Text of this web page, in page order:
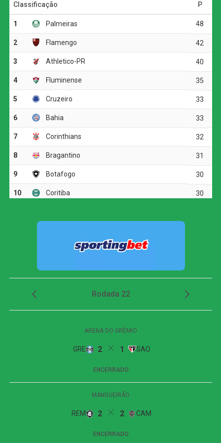
Logo aos seis minutos, Carrascal recebeu passe em
profundidade de Pedro e ficou cara a cara com o goleiro
Matheus Cunha, que salvou com uma boa intervenção.
Aos poucos, o Internacional foi crescendo e abriu o placar
em uma jogada pela direita: Carbonero finalizou de
dentro da área, Rossi fez a defesa, mas no rebote Vitinho
apareceu para chutar forte e colocar os donos da casa em
vantagem.
Antes do intervalo, Carbonero quase ampliou. O atacante
ganhou a disputa de corpo com Léo Pereira dentro da
área, mas finalizou com pouca força, e a bola passou
rente à trave do Flamengo.
A resposta rubro-negra veio aos 33 minutos do segundo
tempo. Pedro ficou cara a cara com Anthoni e parou em
nova defesa do goleiro, mas na tentativa de afastar o
gol aberto para empatar a partida.
Próximos jogos
Data e horário
: 02 de agosto de 2026 (domingo) 19h30
Local: Beira-Rio, em Porto Alegre
(Campeonato Brasileiro)
: 09 de agosto de 2026 (domingo) 19h30
: Maracanã, no Rio de Janeiro
Estádio Beira-Rio, Porto Alegre (RS)